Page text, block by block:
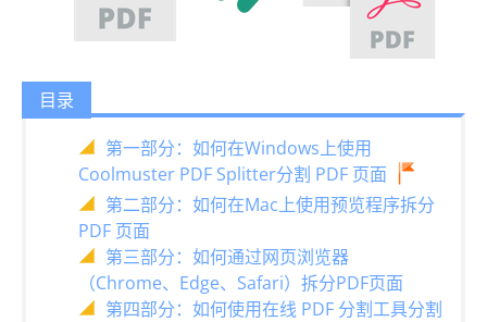
目录
第一部分：如何在Windows上使用
Coolmuster PDF Splitter分割 PDF 页面
第二部分：如何在Mac上使用预览程序拆分
PDF 页面
第三部分：如何通过网页浏览器
（Chrome、Edge、Safari）拆分PDF页面
第四部分：如何使用在线 PDF 分割工具分割